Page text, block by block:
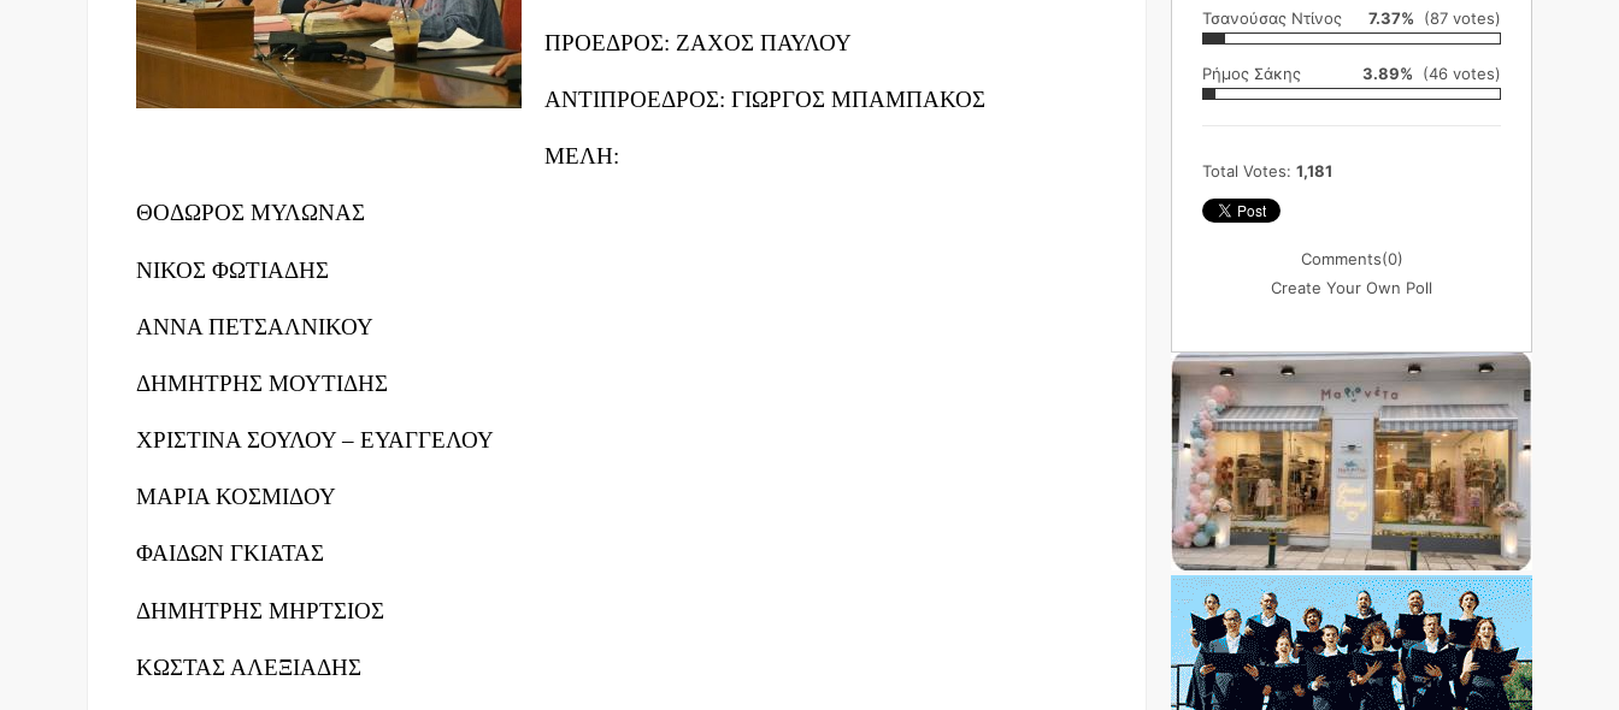
ΠΡΟΕΔΡΟΣ: ΖΑΧΟΣ ΠΑΥΛΟΥ
ΑΝΤΙΠΡΟΕΔΡΟΣ: ΓΙΩΡΓΟΣ ΜΠΑΜΠΑΚΟΣ
ΜΕΛΗ:
ΘΟΔΩΡΟΣ ΜΥΛΩΝΑΣ
ΝΙΚΟΣ ΦΩΤΙΑΔΗΣ
ΑΝΝΑ ΠΕΤΣΑΛΝΙΚΟΥ
ΔΗΜΗΤΡΗΣ ΜΟΥΤΙΔΗΣ
ΧΡΙΣΤΙΝΑ ΣΟΥΛΟΥ – ΕΥΑΓΓΕΛΟΥ
ΜΑΡΙΑ ΚΟΣΜΙΔΟΥ
ΦΑΙΔΩΝ ΓΚΙΑΤΑΣ
ΔΗΜΗΤΡΗΣ ΜΗΡΤΣΙΟΣ
ΚΩΣΤΑΣ ΑΛΕΞΙΑΔΗΣ
Τσανούσας Ντίνος 7.37% (87 votes)
Ρήμος Σάκης 3.89% (46 votes)
Total Votes: 1,181
Comments(0)
Create Your Own Poll